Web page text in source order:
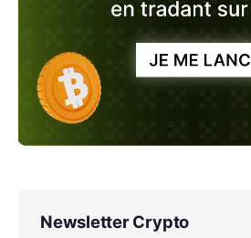
Newsletter Crypto